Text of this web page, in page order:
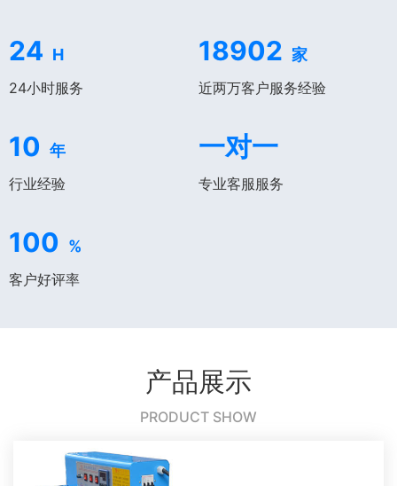
24 H
24小时服务
18902 家
近两万客户服务经验
10 年
行业经验
一对一
专业客服服务
100 %
客户好评率
产品展示
PRODUCT SHOW